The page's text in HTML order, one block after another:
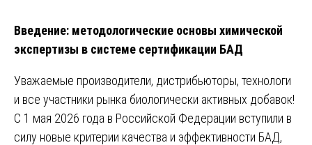
Введение: методологические основы химической
экспертизы в системе сертификации БАД
Уважаемые производители, дистрибьюторы, технологи
и все участники рынка биологически активных добавок!
С 1 мая 2026 года в Российской Федерации вступили в
силу новые критерии качества и эффективности БАД,